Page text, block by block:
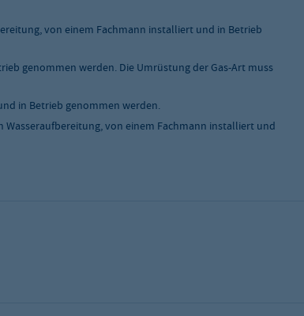
von einem Fachmann installiert und in Betrieb
genommen werden. Die Umrüstung der Gas-Art muss
in Betrieb genommen werden.
Wasseraufbereitung, von einem Fachmann installiert und